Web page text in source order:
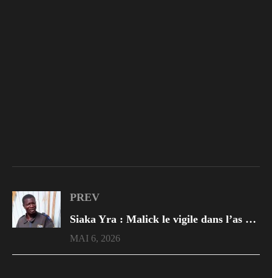
PREV
Siaka Yra : Malick le vigile dans l’as du lycée. Découvrez ce qu’il est devenue après la série
MAI 6, 2026